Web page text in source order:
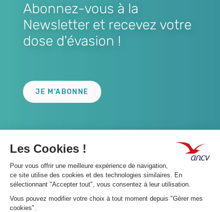
Abonnez-vous à la
Newsletter et recevez votre
dose d'évasion !
JE M'ABONNE